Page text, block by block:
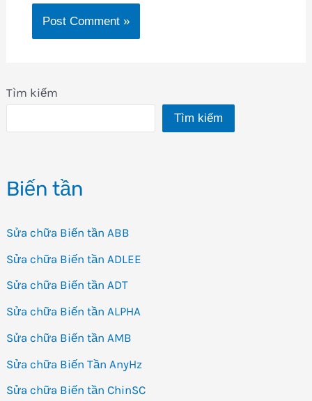
Tìm kiếm
Tìm kiếm
Biến tần
Sửa chữa Biến tần ABB
Sửa chữa Biến tần ADLEE
Sửa chữa Biến tần ADT
Sửa chữa Biến tần ALPHA
Sửa chữa Biến tần AMB
Sửa chữa Biến Tần AnyHz
Sửa chữa Biến tần ChinSC